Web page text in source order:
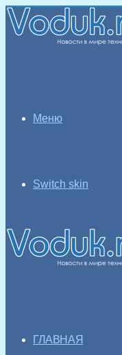
Меню
Switch skin
ГЛАВНАЯ